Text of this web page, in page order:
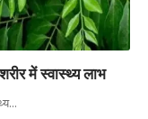
में स्वास्थ्य लाभ